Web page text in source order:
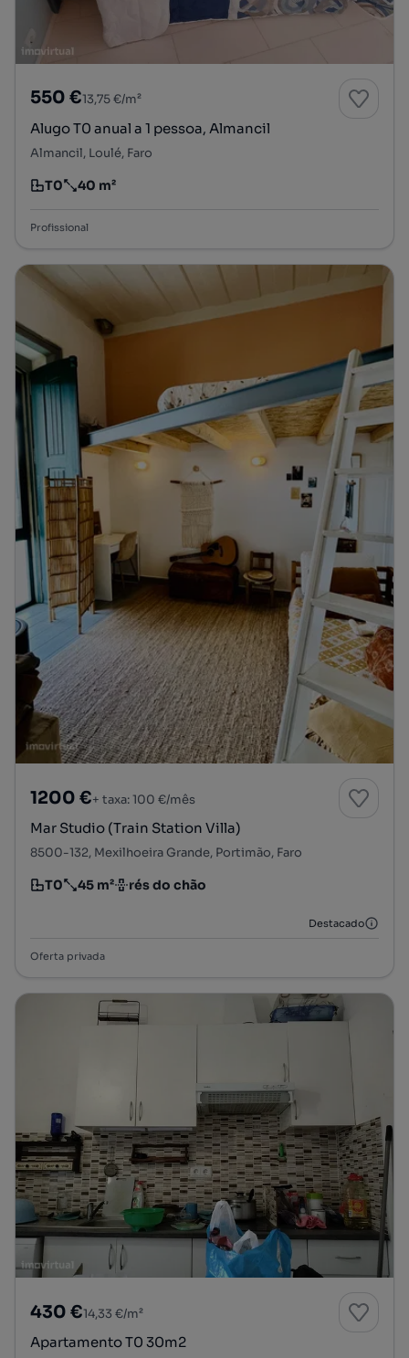
550 €13,75 €/m²
Alugo T0 anual a 1 pessoa, Almancil
Almancil, Loulé, Faro
Tipologia
T0
Preço por metro quadrado
40 m²
Profissional
1200 €+ taxa: 100 €/mês
Mar Studio (Train Station Villa)
8500-132, Mexilhoeira Grande, Portimão, Faro
Tipologia
T0
Preço por metro quadrado
45 m²
Andar rés do chão
Destacado
Oferta privada
430 €14,33 €/m²
Apartamento T0 30m2